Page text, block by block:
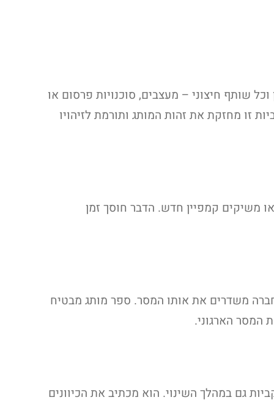
שותף חיצוני – מעצבים, סוכנויות פרסום או
זו מחזקת את זהות המותג ותורמת לזיהויו
משיקים קמפיין חדש. הדבר חוסך זמן
משדרים את אותו המסר. ספר מותג מבטיח
המסר הארגוני.
גם במהלך השינוי. הוא מכתיב את הכיוונים